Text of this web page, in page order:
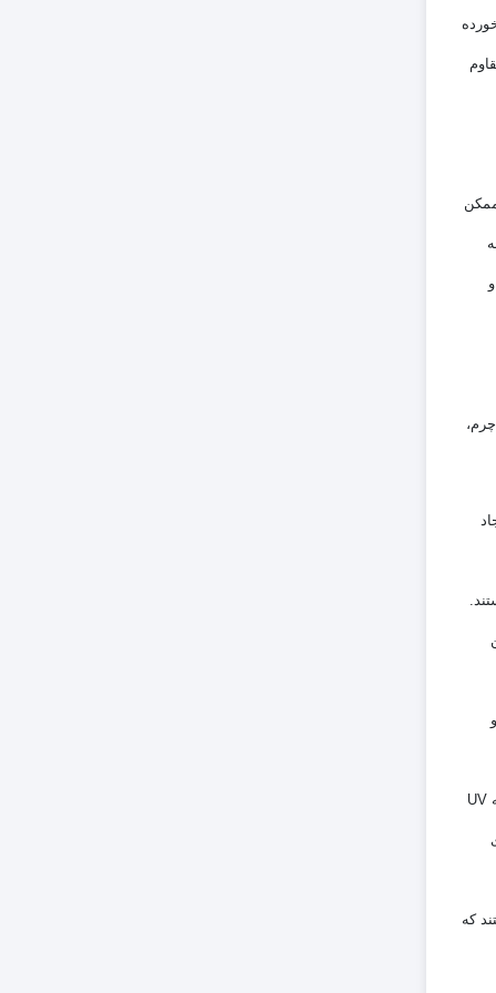
این اسپری‌ها یک لایه محافظ نامرئی روی چرم ایجاد می‌کنند که آن را در برابر رطوبت، باران، لکه و حتی اشعه UV
که